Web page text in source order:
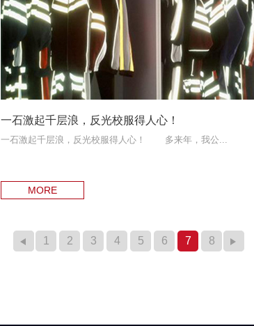
一石激起千层浪，反光校服得人心！
一石激起千层浪，反光校服得人心！ 多来年，我公...
MORE
←1 2 3 4 5 6 7 8